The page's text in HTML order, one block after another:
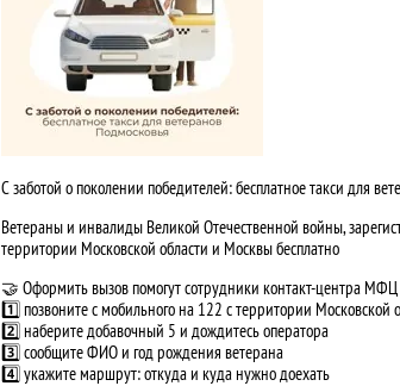
С заботой о поколении победителей: бесплатное такси для
Ветераны и инвалиды Великой Отечественной войны,
территории Московской области и Москвы бесплатно
🤝 Оформить вызов помогут сотрудники контакт-центра
1️⃣ позвоните с мобильного на 122 с территории Московской
2️⃣ наберите добавочный 5 и дождитесь оператора
3️⃣ сообщите ФИО и год рождения ветерана
4️⃣ укажите маршрут: откуда и куда нужно доехать